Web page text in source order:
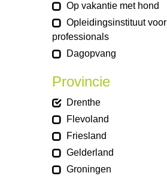
Op vakantie met hond
Opleidingsinstituut voor
professionals
Dagopvang
Provincie
Drenthe
Flevoland
Friesland
Gelderland
Groningen